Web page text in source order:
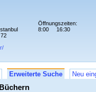
Öffnungszeiten:
8:00
16:30
Erweiterte Suche Neu